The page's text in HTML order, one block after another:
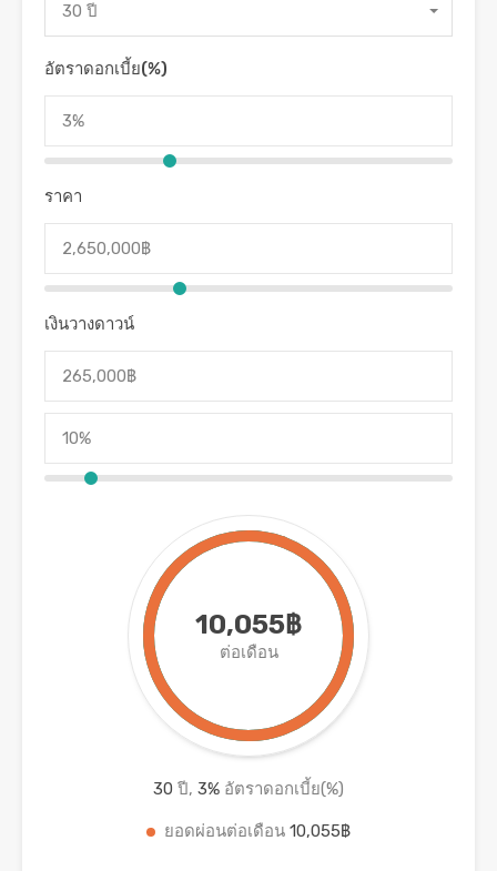
30 ปี
อัตราดอกเบี้ย(%)
ราคา
เงินวางดาวน์
10,055฿
ต่อเดือน
30 ปี, 3% อัตราดอกเบี้ย(%)
ยอดผ่อนต่อเดือน 10,055฿